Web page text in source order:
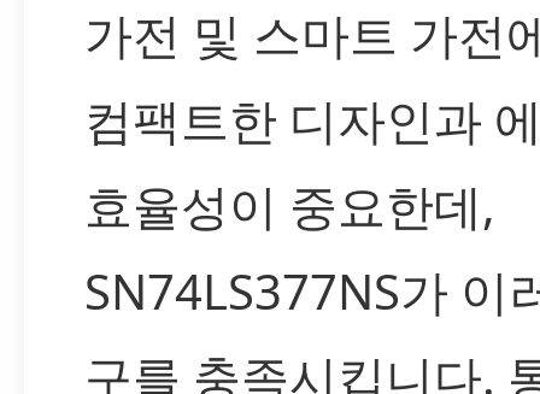
가전 및 스마트 가전
컴팩트한 디자인과
효율성이 중요한데,
SN74LS377NS가 이
구를 충족시킵니다.